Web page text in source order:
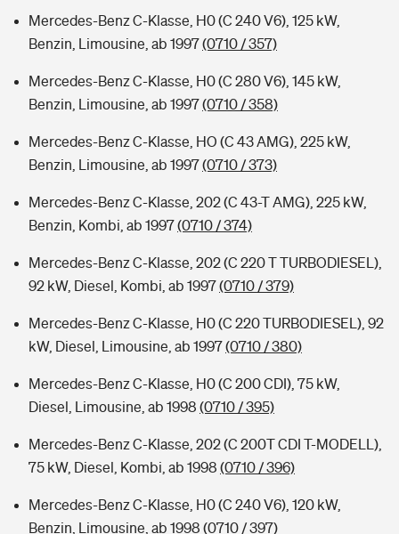
Mercedes-Benz C-Klasse, H0 (C 240 V6), 125 kW,
Benzin, Limousine, ab 1997(0710 / 357)
Mercedes-Benz C-Klasse, H0 (C 280 V6), 145 kW,
Benzin, Limousine, ab 1997(0710 / 358)
Mercedes-Benz C-Klasse, HO (C 43 AMG), 225 kW,
Benzin, Limousine, ab 1997(0710 / 373)
Mercedes-Benz C-Klasse, 202 (C 43-T AMG), 225 kW,
Benzin, Kombi, ab 1997(0710 / 374)
Mercedes-Benz C-Klasse, 202 (C 220 T TURBODIESEL),
92 kW, Diesel, Kombi, ab 1997(0710 / 379)
Mercedes-Benz C-Klasse, H0 (C 220 TURBODIESEL), 92
kW, Diesel, Limousine, ab 1997(0710 / 380)
Mercedes-Benz C-Klasse, H0 (C 200 CDI), 75 kW,
Diesel, Limousine, ab 1998 (0710 / 395)
Mercedes-Benz C-Klasse, 202 (C 200T CDI T-MODELL),
75 kW, Diesel, Kombi, ab 1998 (0710 / 396)
Mercedes-Benz C-Klasse, H0 (C 240 V6), 120 kW,
Benzin, Limousine, ab 1998 (0710 / 397)